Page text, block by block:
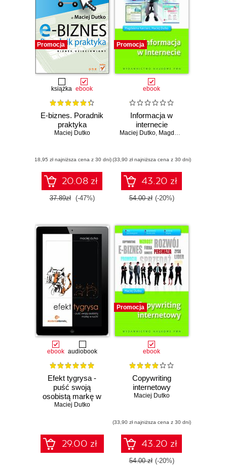
Promocja
książka ebook
E-biznes. Poradnik
praktyka
Maciej Dutko
(18,95 zł najniższa cena z 30 dni)
20.08 zł
37.89zł (-47%)
Promocja
ebook
Informacja w
internecie
Maciej Dutko, Magdalena Karciarz
(33,90 zł najniższa cena z 30 dni)
43.20 zł
54.00 zł (-20%)
ebook audiobook
Efekt tygrysa -
puść swoją
osobistą markę w
ruch!
Maciej Dutko
29.00 zł
Promocja
ebook
Copywriting
internetowy
Maciej Dutko
(33,90 zł najniższa cena z 30 dni)
43.20 zł
54.00 zł (-20%)